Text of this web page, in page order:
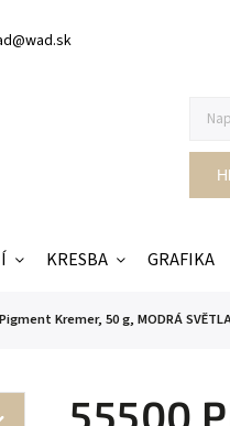
KRESBA GRAFIKA
Kremer, 50 g, MODRÁ
55500